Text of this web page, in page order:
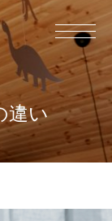
業 有限
違い